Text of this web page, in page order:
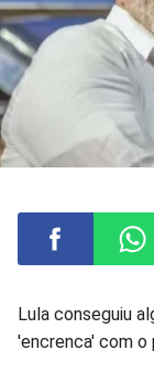
Lula conseguiu
'encrenca' com o